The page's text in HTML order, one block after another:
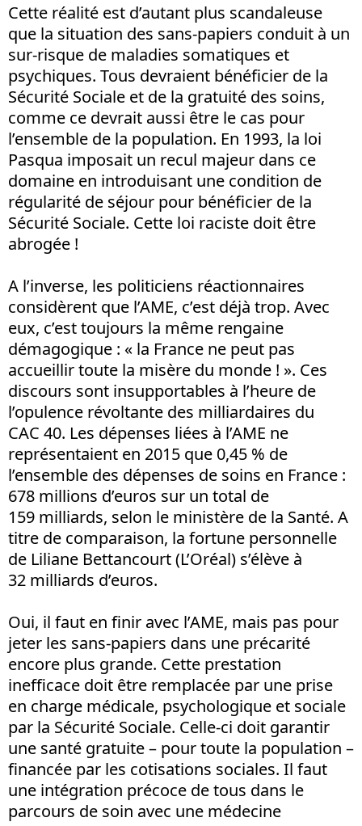
Cette réalité est d’autant plus scandaleuse
que la situation des sans-papiers conduit à un
sur-risque de maladies somatiques et
psychiques. Tous devraient bénéficier de la
Sécurité Sociale et de la gratuité des soins,
comme ce devrait aussi être le cas pour
l’ensemble de la population. En 1993, la loi
Pasqua imposait un recul majeur dans ce
domaine en introduisant une condition de
régularité de séjour pour bénéficier de la
Sécurité Sociale. Cette loi raciste doit être
abrogée !
A l’inverse, les politiciens réactionnaires
considèrent que l’AME, c’est déjà trop. Avec
eux, c’est toujours la même rengaine
démagogique : « la France ne peut pas
accueillir toute la misère du monde ! ». Ces
discours sont insupportables à l’heure de
l’opulence révoltante des milliardaires du
CAC 40. Les dépenses liées à l’AME ne
représentaient en 2015 que 0,45 % de
l’ensemble des dépenses de soins en France :
678 millions d’euros sur un total de
159 milliards, selon le ministère de la Santé. A
titre de comparaison, la fortune personnelle
de Liliane Bettancourt (L’Oréal) s’élève à
32 milliards d’euros.
Oui, il faut en finir avec l’AME, mais pas pour
jeter les sans-papiers dans une précarité
encore plus grande. Cette prestation
inefficace doit être remplacée par une prise
en charge médicale, psychologique et sociale
par la Sécurité Sociale. Celle-ci doit garantir
une santé gratuite – pour toute la population –
financée par les cotisations sociales. Il faut
une intégration précoce de tous dans le
parcours de soin avec une médecine